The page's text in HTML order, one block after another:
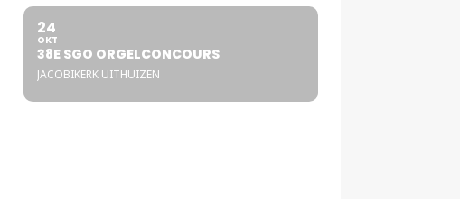
24
OKT
38E SGO ORGELCONCOURS
JACOBIKERK UITHUIZEN